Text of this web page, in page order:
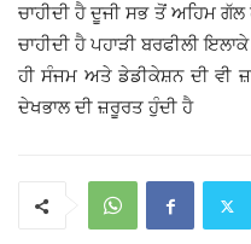
ਚਾਹੀਦੀ ਹੈ ਦੂਜੀ ਸਭ ਤੋਂ ਅਹਿਮ
ਚਾਹੀਦੀ ਹੈ ਪਹਾੜੀ ਬਰਫੀਲੀ
ਹੀ ਸੰਜਮ ਅਤੇ ਡੇਡੀਕੇਸ਼ਨ ਦੀ ਵੀ
ਦੇਖਭਾਲ ਦੀ ਜ਼ਰੂਰਤ ਹੁੰਦੀ ਹੈ